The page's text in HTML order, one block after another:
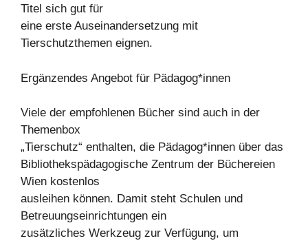
Titel sich gut für
eine erste Auseinandersetzung mit
Tierschutzthemen eignen.
Ergänzendes Angebot für Pädagog*innen
Viele der empfohlenen Bücher sind auch in der
Themenbox
„Tierschutz“ enthalten, die Pädagog*innen über das
Bibliothekspädagogische Zentrum der Büchereien
Wien kostenlos
ausleihen können. Damit steht Schulen und
Betreuungseinrichtungen ein
zusätzliches Werkzeug zur Verfügung, um